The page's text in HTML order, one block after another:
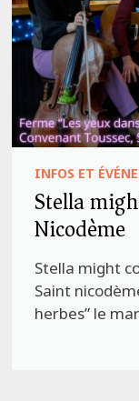
INFOS ET
Stella
Nicodème
Stella might
Saint
herbes” le